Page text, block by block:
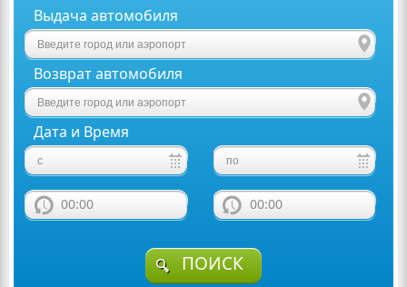
Выдача автомобиля
Возврат автомобиля
Дата и Время
00:00 00:00
ПОИСК